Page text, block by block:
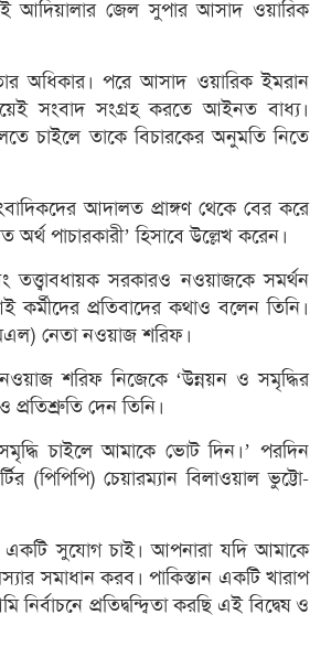
আদিয়ালার জেল সুপার আসাদ ওয়ারিক
অধিকার। পরে আসাদ ওয়ারিক ইমরান
সংবাদ সংগ্রহ করতে আইনত বাধ্য।
চাইলে তাকে বিচারকের অনুমতি নিতে
আদালত প্রাঙ্গণ থেকে বের করে
পাচারকারী’ হিসাবে উল্লেখ করেন।
তত্ত্বাবধায়ক সরকারও নওয়াজকে সমর্থন
প্রতিবাদের কথাও বলেন তিনি।
নেতা নওয়াজ শরিফ।
শরিফ নিজেকে ‘উন্নয়ন ও সমৃদ্ধির
প্রতিশ্রুতি দেন তিনি।
চাইলে আমাকে ভোট দিন।’ পরদিন
(পিপিপি) চেয়ারম্যান বিলাওয়াল ভুট্টো-
একটি সুযোগ চাই। আপনারা যদি আমাকে
সমাধান করব। পাকিস্তান একটি খারাপ
প্রতিদ্বন্দ্বিতা করছি এই বিদ্বেষ ও